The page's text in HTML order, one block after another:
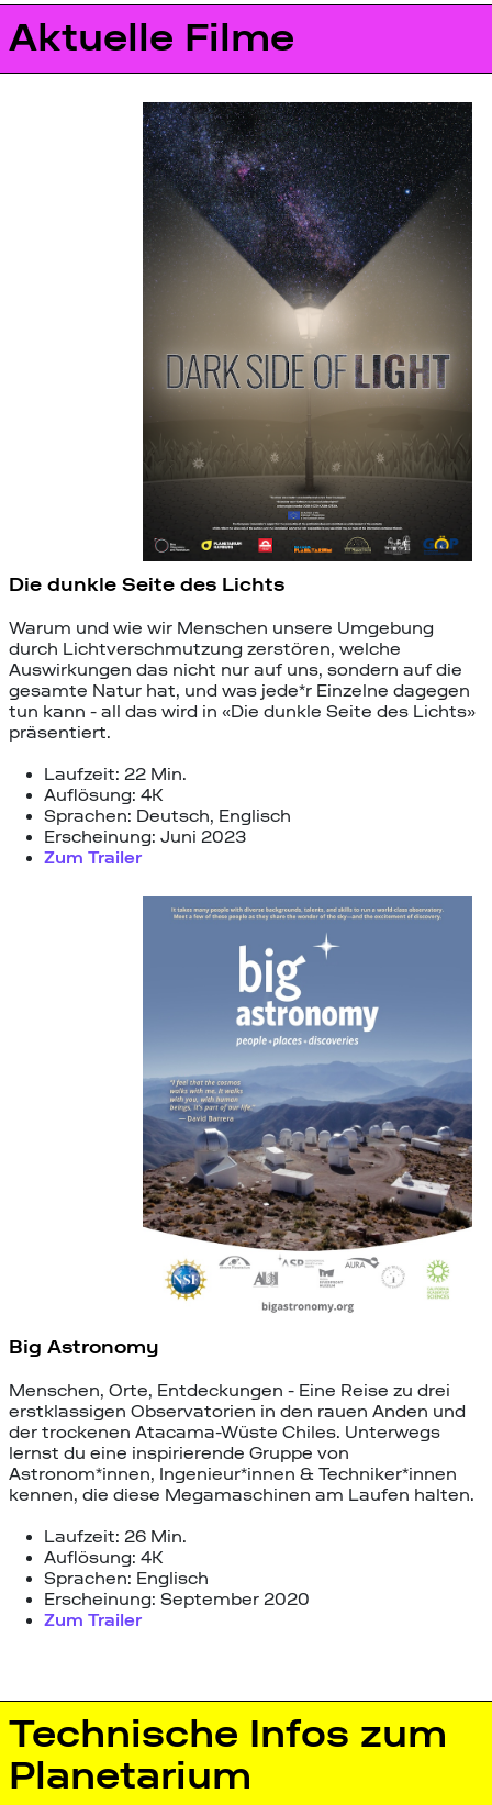
Aktuelle Filme
Die dunkle Seite des Lichts
Warum und wie wir Menschen unsere Umgebung
durch Lichtverschmutzung zerstören, welche
Auswirkungen das nicht nur auf uns, sondern auf die
gesamte Natur hat, und was jede*r Einzelne dagegen
tun kann - all das wird in «Die dunkle Seite des Lichts»
präsentiert.
Laufzeit: 22 Min.
Auflösung: 4K
Sprachen: Deutsch, Englisch
Erscheinung: Juni 2023
Zum Trailer
Big Astronomy
Menschen, Orte, Entdeckungen - Eine Reise zu drei
erstklassigen Observatorien in den rauen Anden und
der trockenen Atacama-Wüste Chiles. Unterwegs
lernst du eine inspirierende Gruppe von
Astronom*innen, Ingenieur*innen & Techniker*innen
kennen, die diese Megamaschinen am Laufen halten.
Laufzeit: 26 Min.
Auflösung: 4K
Sprachen: Englisch
Erscheinung: September 2020
Zum Trailer
Technische Infos zum
Planetarium